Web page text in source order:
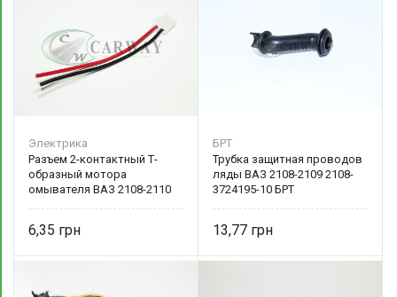
Электрика
Разъем 2-контактный Т-
образный мотора
омывателя ВАЗ 2108-2110
6,35
БРТ
Трубка защитная проводов
ляды ВАЗ 2108-2109 2108-
3724195-10 БРТ
13,77